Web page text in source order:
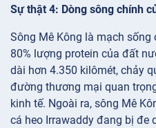
Sự thật 4: Dòng sông chính
Sông Mê Kông là mạch sống
80% lượng protein của đất
dài hơn 4.350 kilômét, chảy
đường thương mại quan
kinh tế. Ngoài ra, sông Mê
cá heo Irrawaddy đang bị đe